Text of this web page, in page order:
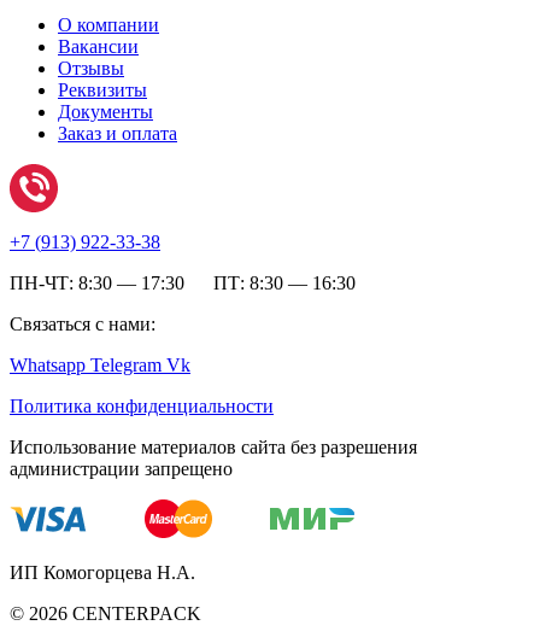
О компании
Вакансии
Отзывы
Реквизиты
Документы
Заказ и оплата
+7 (913) 922-33-38
ПН-ЧТ: 8:30 — 17:30 ПТ: 8:30 — 16:30
Связаться с нами:
Whatsapp Telegram Vk
Политика конфиденциальности
Использование материалов сайта без разрешения
администрации запрещено
ИП Комогорцева Н.А.
© 2026 CENTERPACK